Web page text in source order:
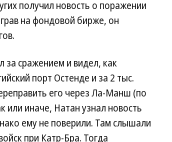
получил новость о поражении
на фондовой бирже, он
сражением и видел, как
порт Остенде и за 2 тыс.
его через Ла-Манш (по
или иначе, Натан узнал новость
ему не поверили. Там слышали
при Катр-Бра. Тогда